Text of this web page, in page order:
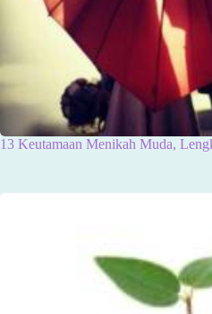
13 Keutamaan Menikah Muda,